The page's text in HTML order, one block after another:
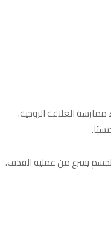
ممارسة العلاقة الزوجية.
يسرع من عملية القذف.